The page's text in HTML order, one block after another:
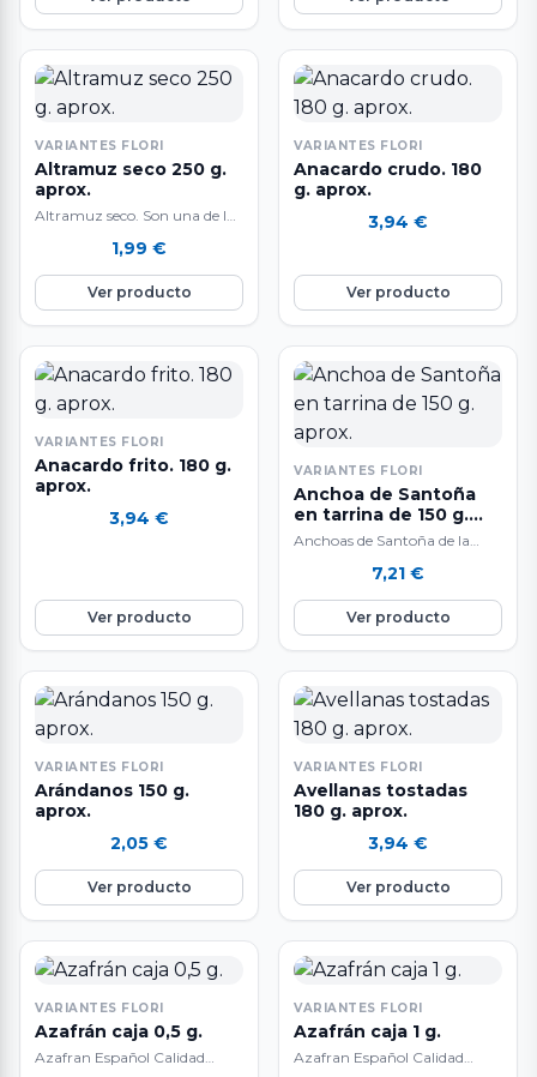
VARIANTES FLORI
Altramuz seco 250 g.
aprox.
Altramuz seco. Son una de las
aporta. Y es de destacar…
1,99 €
Ver producto
VARIANTES FLORI
Anacardo crudo. 180
g. aprox.
3,94 €
Ver producto
VARIANTES FLORI
Anacardo frito. 180 g.
aprox.
3,94 €
Ver producto
VARIANTES FLORI
Anchoa de Santoña
en tarrina de 150 g.
aprox.
Anchoas de Santoña de la
7,21 €
Ver producto
VARIANTES FLORI
Arándanos 150 g.
aprox.
2,05 €
Ver producto
VARIANTES FLORI
Avellanas tostadas
180 g. aprox.
3,94 €
Ver producto
VARIANTES FLORI
Azafrán caja 0,5 g.
Azafran Español Calidad
VARIANTES FLORI
Azafrán caja 1 g.
Azafran Español Calidad